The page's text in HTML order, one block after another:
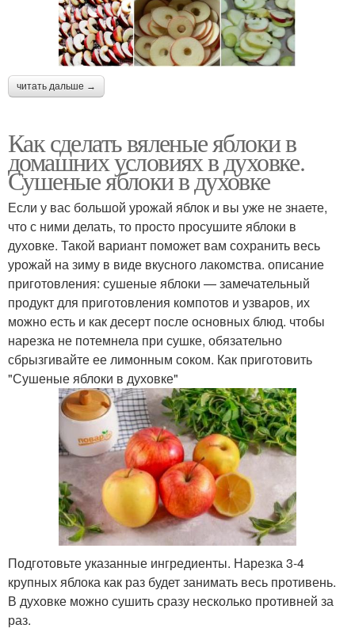
читать дальше →
Как сделать вяленые яблоки в
домашних условиях в духовке.
Сушеные яблоки в духовке
Если у вас большой урожай яблок и вы уже не знаете,
что с ними делать, то просто просушите яблоки в
духовке. Такой вариант поможет вам сохранить весь
урожай на зиму в виде вкусного лакомства. описание
приготовления: сушеные яблоки — замечательный
продукт для приготовления компотов и узваров, их
можно есть и как десерт после основных блюд. чтобы
нарезка не потемнела при сушке, обязательно
сбрызгивайте ее лимонным соком. Как приготовить
"Сушеные яблоки в духовке"
Подготовьте указанные ингредиенты. Нарезка 3-4
крупных яблока как раз будет занимать весь противень.
В духовке можно сушить сразу несколько противней за
раз.